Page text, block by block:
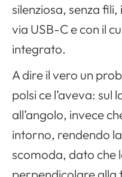
silenziosa, senza
via USB-C e con il
integrato.
A dire il vero un
polsi ce l’aveva:
all’angolo, invece
intorno, rendendo
scomoda, dato che
perpendicolare alla